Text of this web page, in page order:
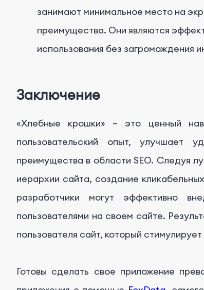
занимают минимальное место на
преимущества. Они являются
использования без загромождения
Заключение
«Хлебные крошки» – это ценный
пользовательский опыт, улучшает
преимущества в области SEO. Следуя
иерархии сайта, создание
разработчики могут эффективно
пользователями на своем сайте.
пользователя сайт, который
Готовы сделать свое приложение